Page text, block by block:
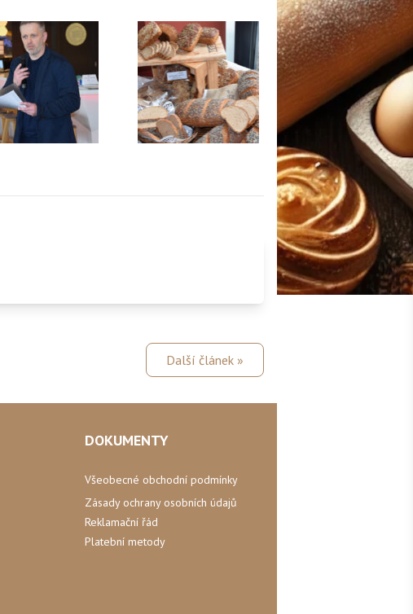
Další článek »
DOKUMENTY
Všeobecné obchodní podmínky
Zásady ochrany osobních údajů
Reklamační řád
Platební metody